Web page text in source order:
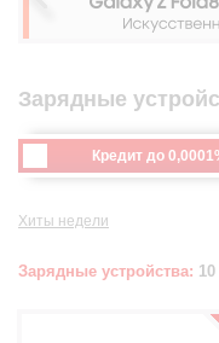
Зарядные
Кредит до
Хиты недели
Зарядные устройства: